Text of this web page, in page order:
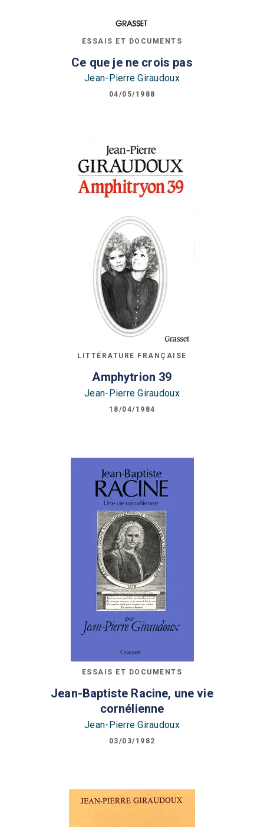
ESSAIS ET DOCUMENTS
Ce que je ne crois pas
Jean-Pierre Giraudoux
04/05/1988
LITTÉRATURE FRANÇAISE
Amphytrion 39
Jean-Pierre Giraudoux
18/04/1984
ESSAIS ET DOCUMENTS
Jean-Baptiste Racine, une vie
cornélienne
Jean-Pierre Giraudoux
03/03/1982